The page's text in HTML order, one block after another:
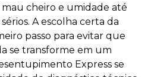
cheiro e umidade até
A escolha certa da
passo para evitar que
se transforme em um
Express se